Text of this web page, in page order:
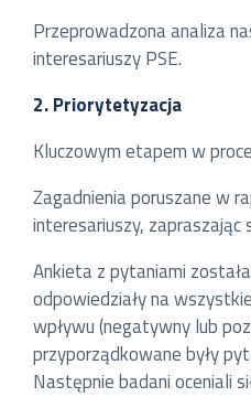
Przeprowadzona analiza
interesariuszy PSE.
2. Priorytetyzacja
Kluczowym etapem w
Zagadnienia poruszane w
interesariuszy,
Ankieta z pytaniami
odpowiedziały na
wpływu (negatywny lub
przyporządkowane były
Następnie badani oceniali